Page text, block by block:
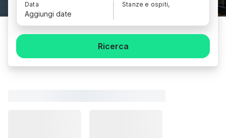
Data
Aggiungi date
Stanze e ospiti,
Ricerca